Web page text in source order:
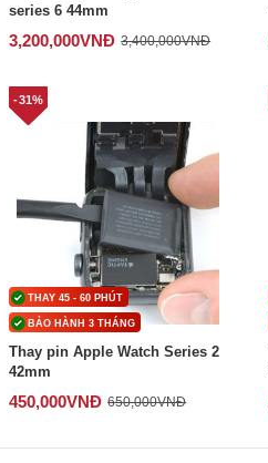
series 6 44mm
3,200,000VNĐ 3,400,000VNĐ
THAY 45 - 60 PHÚT
BẢO HÀNH 3 THÁNG
-31%
Thay pin Apple Watch Series 2
42mm
450,000VNĐ 650,000VNĐ